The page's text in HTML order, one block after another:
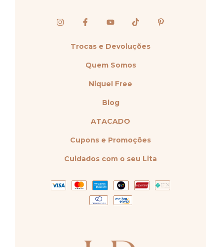
Trocas e Devoluções
Quem Somos
Niquel Free
Blog
ATACADO
Cupons e Promoções
Cuidados com o seu Lita